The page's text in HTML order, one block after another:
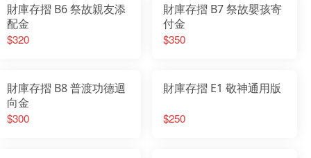
財庫存摺 B6 祭故親友添
配金
$320
財庫存摺 B7 祭故嬰孩寄
付金
$350
財庫存摺 B8 普渡功德迴
向金
$300
財庫存摺 E1 敬神通用版
$250